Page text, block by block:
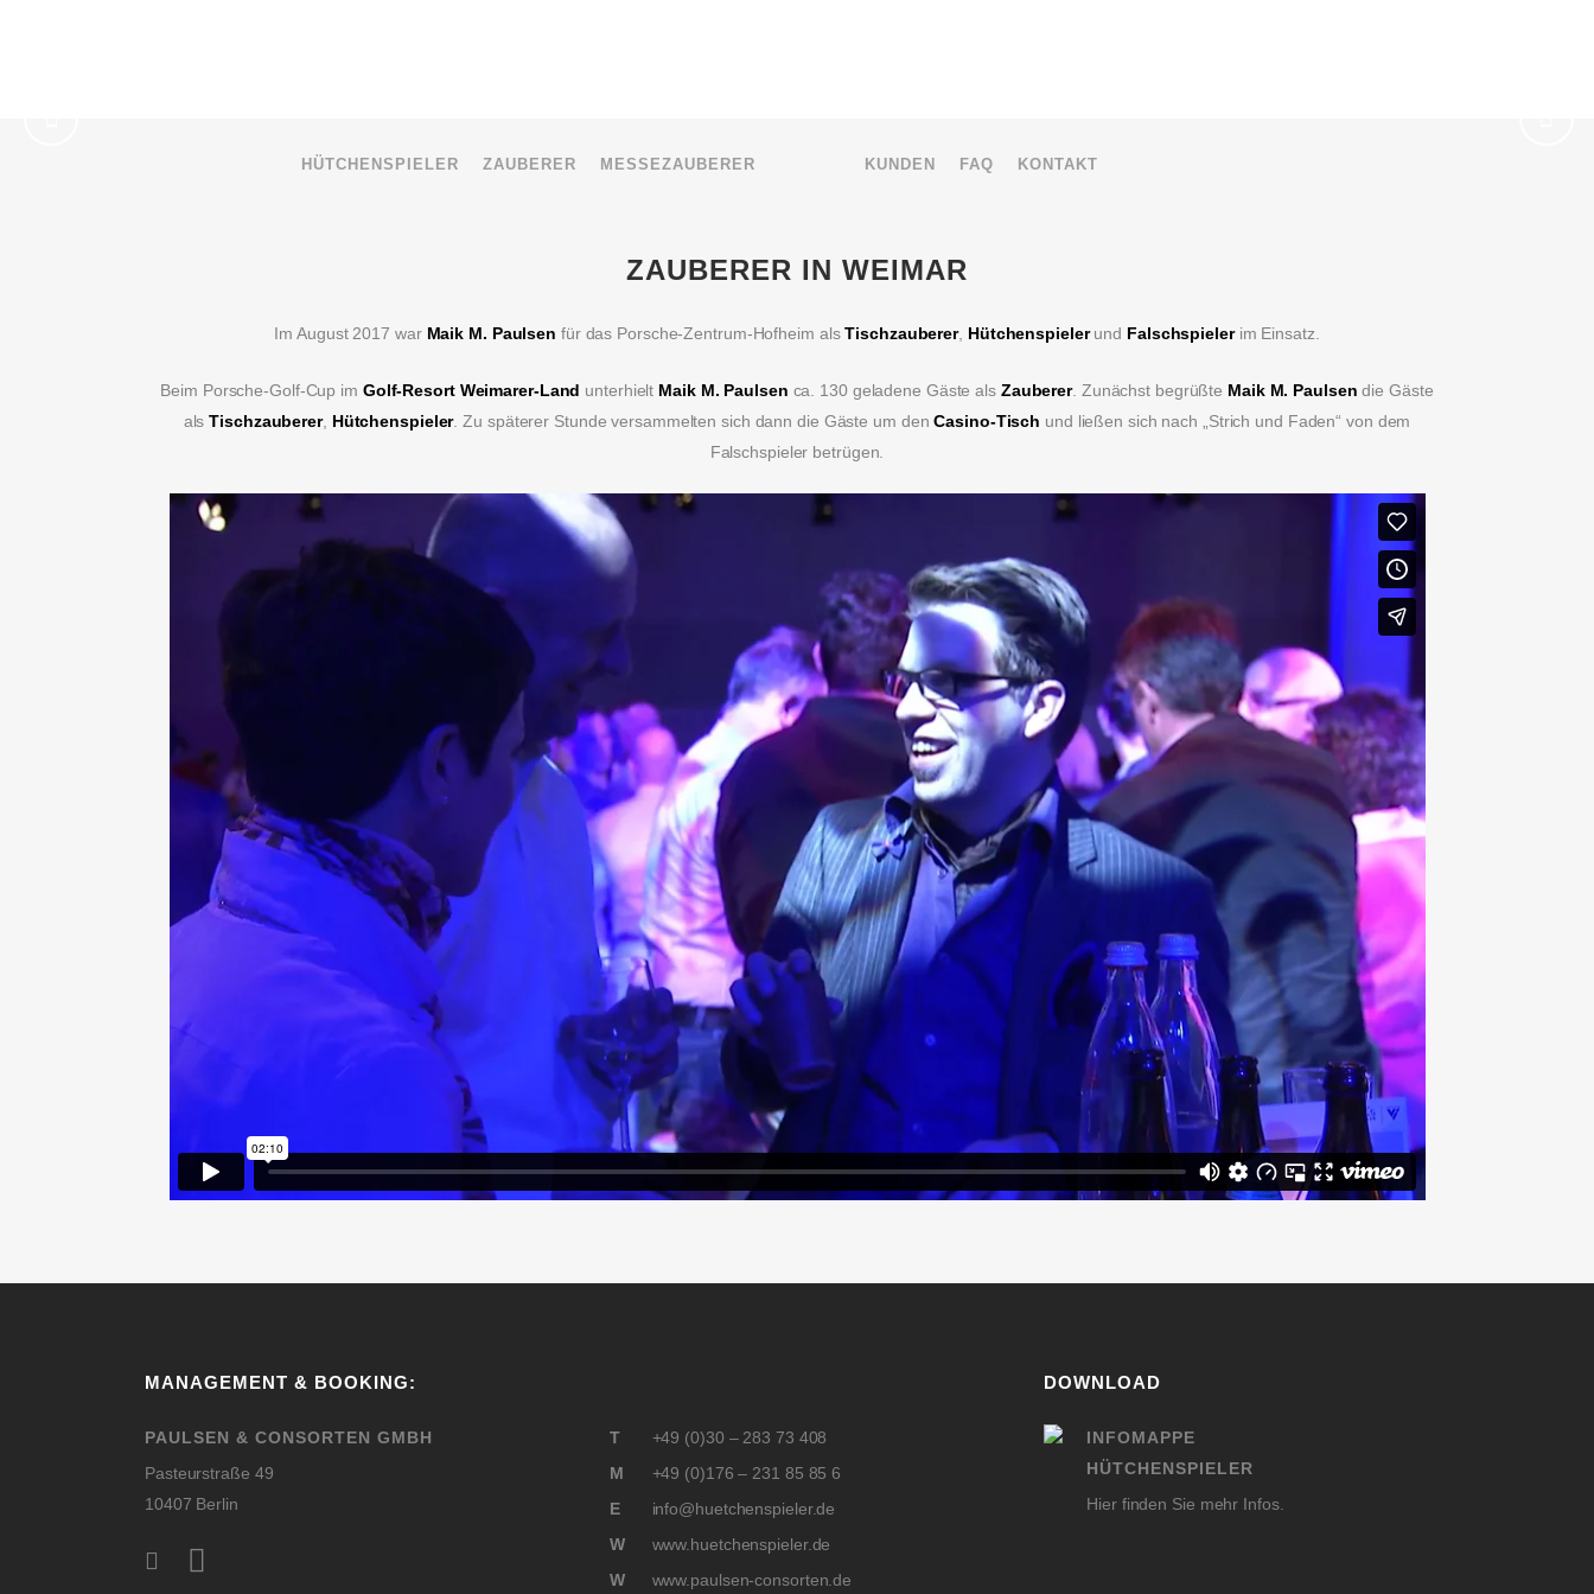
HÜTCHENSPIELER ZAUBERER MESSEZAUBERER KUNDEN FAQ KONTAKT
ZAUBERER IN WEIMAR
Im August 2017 war Maik M. Paulsen für das Porsche-Zentrum-Hofheim alsTischzauberer, Hütchenspielerund Falschspielerim Einsatz.
Beim Porsche-Golf-Cup im Golf-Resort Weimarer-Land unterhielt Maik M. Paulsen ca. 130 geladene Gäste als Zauberer. Zunächst begrüßte Maik M. Paulsen die Gäste
alsTischzauberer, Hütchenspieler. Zu späterer Stunde versammelten sich dann die Gäste um denCasino-Tisch und ließen sich nach „Strich und Faden“ von dem
Falschspieler betrügen.
MANAGEMENT & BOOKING:
PAULSEN & CONSORTEN GMBH
Pasteurstraße 49
10407 Berlin
T
+49 (0)30 – 283 73 408
M
+49 (0)176 – 231 85 85 6
E
info@huetchenspieler.de
W
www.huetchenspieler.de
W
www.paulsen-consorten.de
DOWNLOAD
INFOMAPPE
HÜTCHENSPIELER
Hier finden Sie mehr Infos.